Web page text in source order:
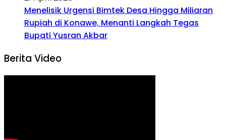
Menelisik Urgensi Bimtek Desa Hingga Miliaran
Rupiah di Konawe, Menanti Langkah Tegas
Bupati Yusran Akbar
Berita Video